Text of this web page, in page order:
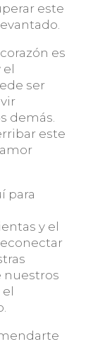
este
es
ser
demás.
este
para
y el
nuestros